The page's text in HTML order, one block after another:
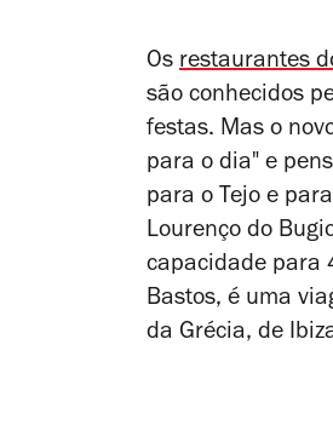
Os restaurantes
são conhecidos
festas. Mas o
para o dia" e
para o Tejo e
Lourenço do
capacidade para
Bastos, é uma
da Grécia, de